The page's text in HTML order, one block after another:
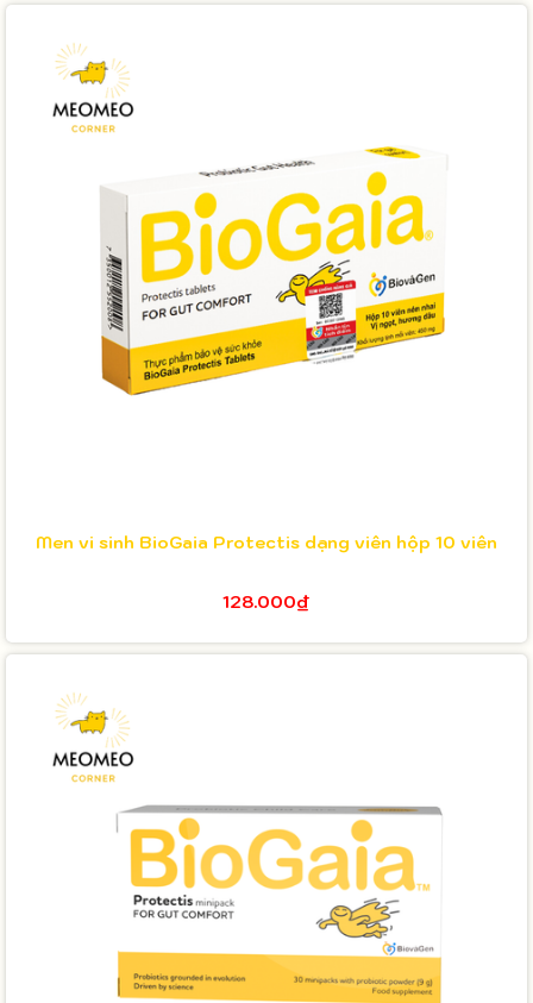
Men vi sinh BioGaia Protectis dạng viên hộp 10 viên
128.000₫